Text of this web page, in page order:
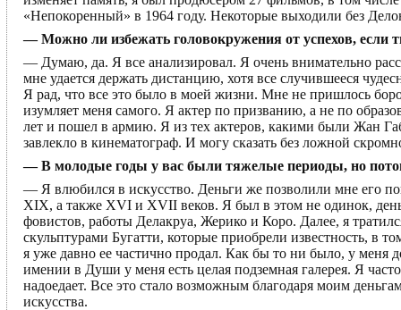
«Непокоренный» в 1964 году. Некоторые выходили без
— Можно ли избежать головокружения от успехов, если
— Думаю, да. Я все анализировал. Я очень внимательно
мне удается держать дистанцию, хотя все случившееся
Я рад, что все это было в моей жизни. Мне не пришлось
изумляет меня самого. Я актер по призванию, а не по
лет и пошел в армию. Я из тех актеров, какими были Жан
завлекло в кинематограф. И могу сказать без ложной
— В молодые годы у вас были тяжелые периоды, но
— Я влюбился в искусство. Деньги же позволили мне его
XIX, а также XVI и XVII веков. Я был в этом не одинок,
фовистов, работы Делакруа, Жерико и Коро. Далее, я
скульптурами Бугатти, которые приобрели известность, в
я уже давно ее частично продал. Как бы то ни было, у меня
имении в Души у меня есть целая подземная галерея. Я
надоедает. Все это стало возможным благодаря моим
искусства.